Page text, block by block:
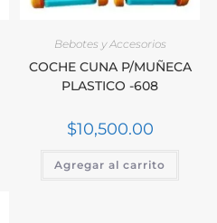
Bebotes y Accesorios
COCHE CUNA P/MUÑECA
PLASTICO -608
$10,500.00
Agregar al carrito